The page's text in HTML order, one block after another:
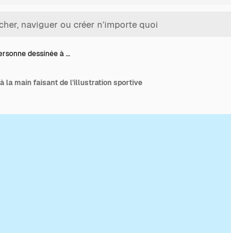
dessinée à …
la main faisant de l'illustration sportive